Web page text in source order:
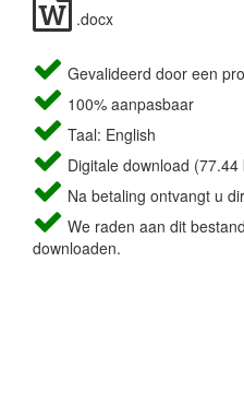
.docx
Gevalideerd door een
100% aanpasbaar
Taal: English
Digitale download (77.44
Na betaling ontvangt u
We raden aan dit
downloaden.